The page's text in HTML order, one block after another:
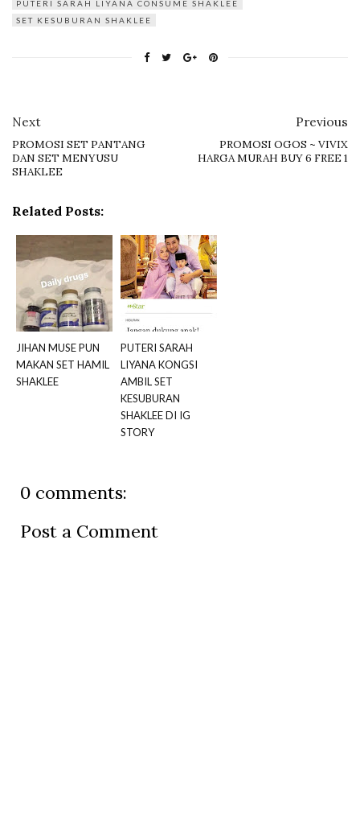
PUTERI SARAH LIYANA CONSUME SHAKLEE
SET KESUBURAN SHAKLEE
Next
PROMOSI SET PANTANG
DAN SET MENYUSU
SHAKLEE
Previous
PROMOSI OGOS ~ VIVIX
HARGA MURAH BUY 6 FREE 1
Related Posts:
JIHAN MUSE PUN
MAKAN SET HAMIL
SHAKLEE
PUTERI SARAH
LIYANA KONGSI
AMBIL SET
KESUBURAN
SHAKLEE DI IG
STORY
0 comments:
Post a Comment